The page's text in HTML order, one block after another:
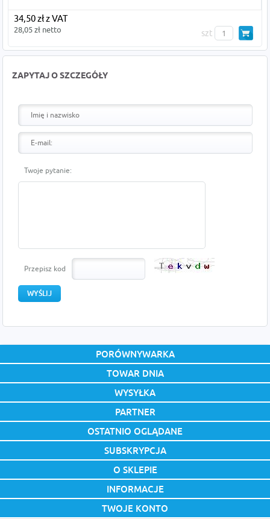
34,50 zł z VAT
28,05 zł netto szt
ZAPYTAJ O SZCZEGÓŁY
Twoje pytanie:
Przepisz kod
PORÓWNYWARKA
TOWAR DNIA
WYSYŁKA
PARTNER
OSTATNIO OGLĄDANE
SUBSKRYPCJA
O SKLEPIE
INFORMACJE
TWOJE KONTO